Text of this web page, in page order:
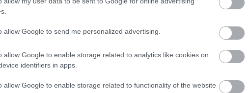
allow Google to send me personalized advertising.
allow Google to enable storage related to analytics like cookies on
identifiers in apps.
allow Google to enable storage related to functionality of the website
szczegóły meczowe. Relacja LIVE - jeśli dostępna pojawi się poniżej.